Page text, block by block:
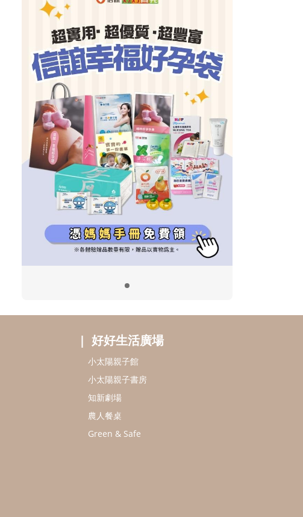
好好生活廣場
小太陽親子館
小太陽親子書房
知新劇場
農人餐桌
Green & Safe